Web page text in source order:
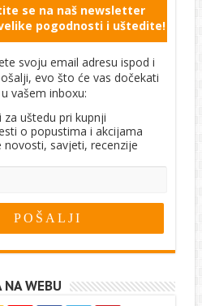
se na naš newsletter
pogodnosti i uštedite!
svoju email adresu ispod i
evo što će vas dočekati
vašem inboxu:
za uštedu pri kupnji
o popustima i akcijama
novosti, savjeti, recenzije
WEBU